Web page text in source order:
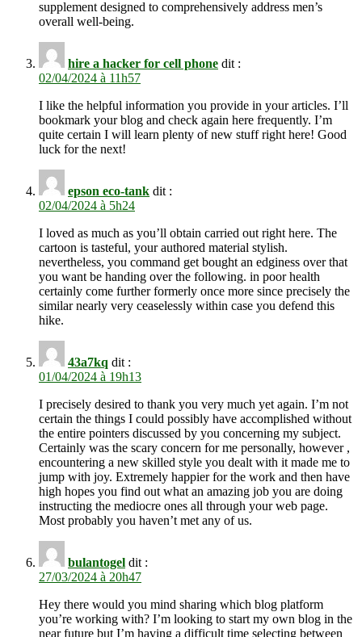
supplement designed to comprehensively address men’s
overall well-being.
hire a hacker for cell phone dit :
02/04/2024 à 11h57
I like the helpful information you provide in your articles. I’ll
bookmark your blog and check again here frequently. I’m
quite certain I will learn plenty of new stuff right here! Good
luck for the next!
epson eco-tank dit :
02/04/2024 à 5h24
I loved as much as you’ll obtain carried out right here. The
cartoon is tasteful, your authored material stylish.
nevertheless, you command get bought an edginess over that
you want be handing over the following. in poor health
certainly come further formerly once more since precisely the
similar nearly very ceaselessly within case you defend this
hike.
43a7kq dit :
01/04/2024 à 19h13
I precisely desired to thank you very much yet again. I’m not
certain the things I could possibly have accomplished without
the entire pointers discussed by you concerning my subject.
Certainly was the scary concern for me personally, however ,
encountering a new skilled style you dealt with it made me to
jump with joy. Extremely happier for the work and then have
high hopes you find out what an amazing job you are doing
instructing the mediocre ones all through your web page.
Most probably you haven’t met any of us.
bulantogel dit :
27/03/2024 à 20h47
Hey there would you mind sharing which blog platform
you’re working with? I’m looking to start my own blog in the
near future but I’m having a difficult time selecting between